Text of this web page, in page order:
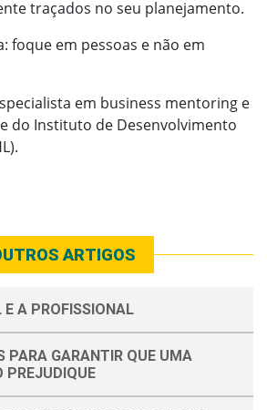
traçados no seu planejamento.
foque em pessoas e não em
em business mentoring e
do Instituto de Desenvolvimento
ARTIGOS
A PROFISSIONAL
PARA GARANTIR QUE UMA
PREJUDIQUE